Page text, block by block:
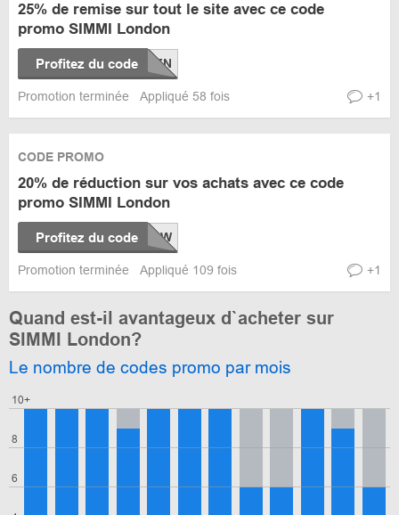
25% de remise sur tout le site avec ce code
promo SIMMI London
Profitez du code
Promotion terminée Appliqué 58 fois +1
CODE PROMO
20% de réduction sur vos achats avec ce code
promo SIMMI London
Profitez du code
Promotion terminée Appliqué 109 fois +1
Quand est-il avantageux d`acheter sur
SIMMI London?
Le nombre de codes promo par mois
6
8
10+